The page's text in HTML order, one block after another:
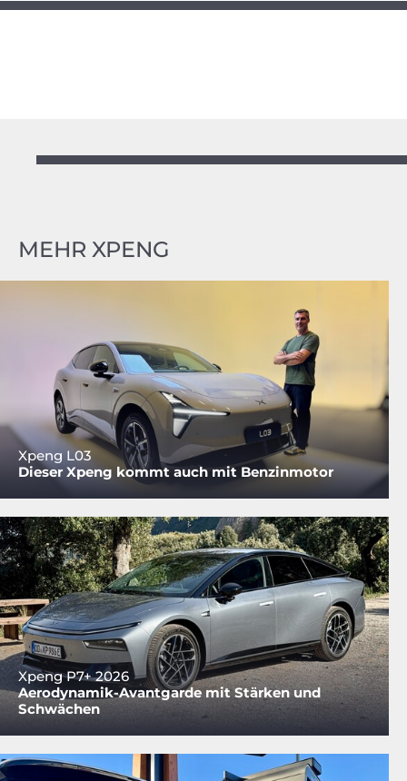
MEHR XPENG
Xpeng L03
Dieser Xpeng kommt auch mit Benzinmotor
Xpeng P7+ 2026
Aerodynamik-Avantgarde mit Stärken und
Schwächen